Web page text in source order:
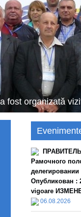
financiar
Рамочного
Опубликован :
vigoare
06.08.2026